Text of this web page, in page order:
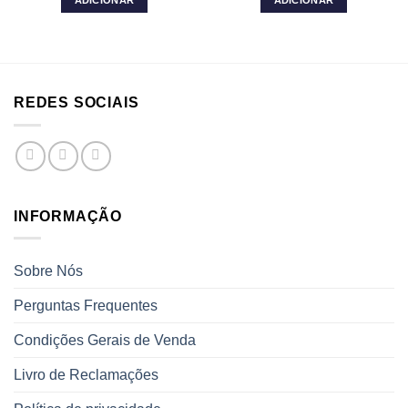
era:
era:
REDES SOCIAIS
INFORMAÇÃO
Sobre Nós
Perguntas Frequentes
Condições Gerais de Venda
Livro de Reclamações